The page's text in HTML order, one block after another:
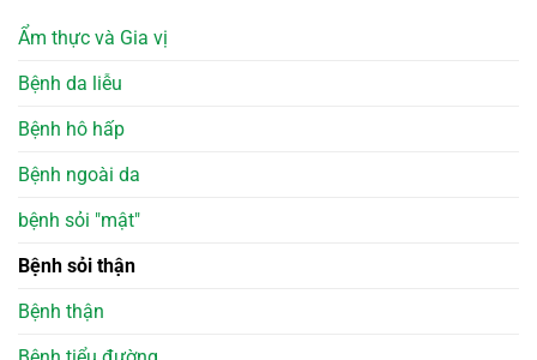
Ẩm thực và Gia vị
Bệnh da liễu
Bệnh hô hấp
Bệnh ngoài da
bệnh sỏi "mật"
Bệnh sỏi thận
Bệnh thận